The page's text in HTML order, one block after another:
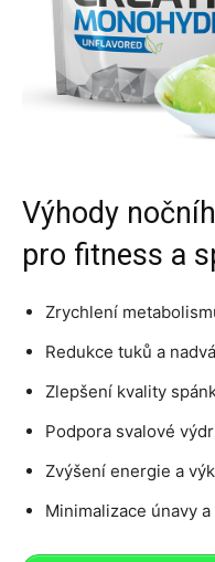
Výhody
pro fitness a
Zrychlení
Redukce tuků a
Zlepšení kvality
Podpora svalové
Zvýšení energie a
Minimalizace únavy